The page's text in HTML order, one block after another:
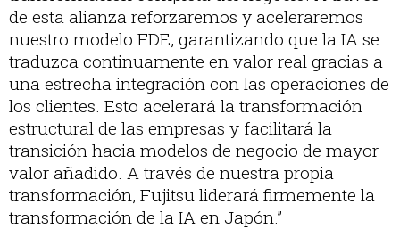
de esta alianza reforzaremos y aceleraremos
nuestro modelo FDE, garantizando que la IA se
traduzca continuamente en valor real gracias a
una estrecha integración con las operaciones de
los clientes. Esto acelerará la transformación
estructural de las empresas y facilitará la
transición hacia modelos de negocio de mayor
valor añadido. A través de nuestra propia
transformación, Fujitsu liderará firmemente la
transformación de la IA en Japón.”